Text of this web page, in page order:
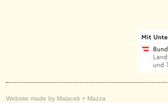
Website made by Malacek + Mazza